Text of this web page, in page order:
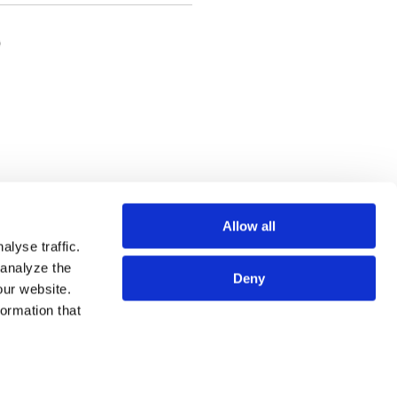
traffic.
the
website.
that
Allow all
Deny
法务 并购 劳动与雇用 争议解决 可持续性 联系我们